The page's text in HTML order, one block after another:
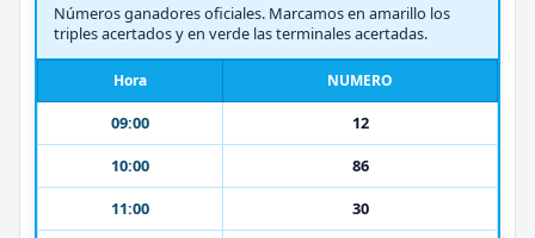
Números ganadores oficiales. Marcamos en amarillo los
triples acertados y en verde las terminales acertadas.
Hora NUMERO
09:00
12
10:00
86
11:00
30